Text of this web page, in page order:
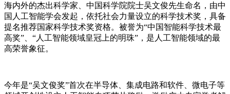
海内外的杰出科学家、中国科学院院士吴文俊先生命名，由中
国人工智能学会发起，依托社会力量设立的科学技术奖，具备
提名推荐国家科学技术奖资格。被誉为“中国智能科学技术最
高奖”、“人工智能领域皇冠上的明珠”，是人工智能领域的最
高荣誉象征。
今年是“吴文俊奖”首次在半导体、集成电路和软件、微电子等